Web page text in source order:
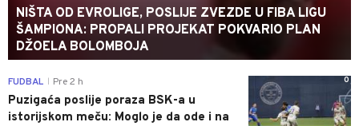
NIŠTA OD EVROLIGE, POSLIJE ZVEZDE U FIBA LIGU
ŠAMPIONA: PROPALI PROJEKAT POKVARIO PLAN
DŽOELA BOLOMBOJA
0
FUDBAL Pre 2 h
Puzigaća poslije poraza BSK-a u
istorijskom meču: Moglo je da ode i na